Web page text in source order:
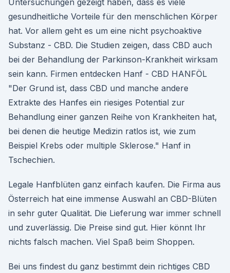
Untersuchungen gezeigt haben, dass es viele
gesundheitliche Vorteile für den menschlichen Körper
hat. Vor allem geht es um eine nicht psychoaktive
Substanz - CBD. Die Studien zeigen, dass CBD auch
bei der Behandlung der Parkinson-Krankheit wirksam
sein kann. Firmen entdecken Hanf - CBD HANFÖL
"Der Grund ist, dass CBD und manche andere
Extrakte des Hanfes ein riesiges Potential zur
Behandlung einer ganzen Reihe von Krankheiten hat,
bei denen die heutige Medizin ratlos ist, wie zum
Beispiel Krebs oder multiple Sklerose." Hanf in
Tschechien.
Legale Hanfblüten ganz einfach kaufen. Die Firma aus
Österreich hat eine immense Auswahl an CBD-Blüten
in sehr guter Qualität. Die Lieferung war immer schnell
und zuverlässig. Die Preise sind gut. Hier könnt Ihr
nichts falsch machen. Viel Spaß beim Shoppen.
Bei uns findest du ganz bestimmt dein richtiges CBD